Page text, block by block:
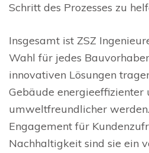
Schritt des Prozesses zu
Insgesamt ist ZSZ
Wahl für jedes
innovativen Lösungen
Gebäude energieeffizienter
umweltfreundlicher
Engagement für
Nachhaltigkeit sind sie ein